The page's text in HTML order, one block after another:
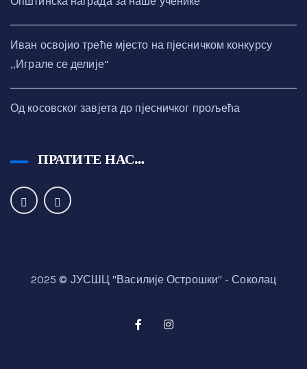
Иван освојио треће мјесто на пјесничком конкурсу
,,Играле се делије“
Од косовског завјета до пјесничког прољећа
ПРАТИТЕ НАС…
2025 © ЈУСШЦ "Василије Острошки" - Соколац